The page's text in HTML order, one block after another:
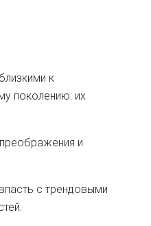
к
поколению: их
и
с трендовыми